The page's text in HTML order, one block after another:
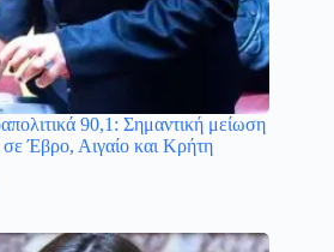
90,1: Σημαντική μείωση
σε Έβρο, Αιγαίο και Κρήτη